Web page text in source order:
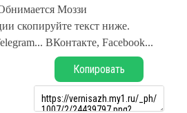
Моззи
скопируйте текст ниже.
ВКонтакте, Facebook...
Копировать